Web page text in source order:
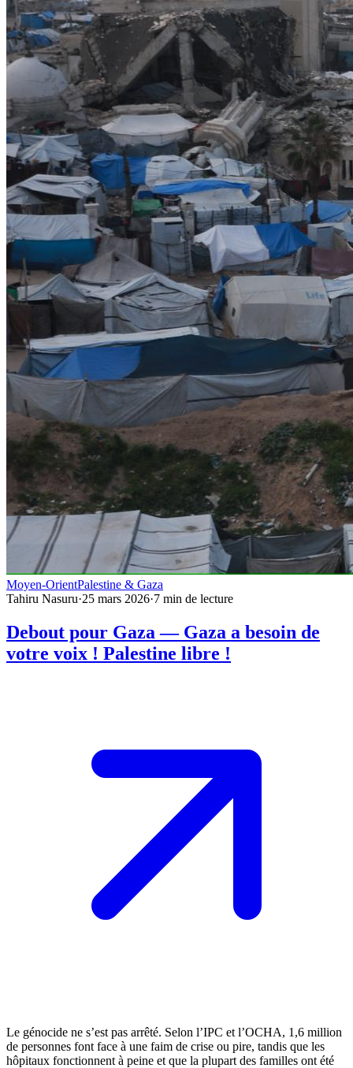
Moyen-OrientPalestine & Gaza
Tahiru Nasuru·25 mars 2026·7 min de lecture
Debout pour Gaza — Gaza a besoin de
votre voix ! Palestine libre !
Le génocide ne s’est pas arrêté. Selon l’IPC et l’OCHA, 1,6 million
de personnes font face à une faim de crise ou pire, tandis que les
hôpitaux fonctionnent à peine et que la plupart des familles ont été